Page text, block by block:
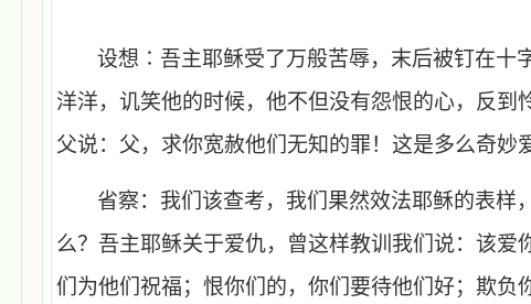
设想∶吾主耶稣受了万般苦辱，末后被钉在十
洋洋，讥笑他的时候，他不但没有怨恨的心，反到
父说：父，求你宽赦他们无知的罪！这是多么奇妙
省察：我们该查考，我们果然效法耶稣的表样
么？吾主耶稣关于爱仇，曾这样教训我们说：该爱
们为他们祝福；恨你们的，你们要待他们好；欺负